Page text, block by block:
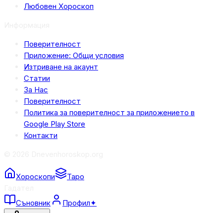
Любовен Хороскоп
Поверителност
Приложение: Общи условия
Изтриване на акаунт
Статии
За Нас
Поверителност
Политика за поверителност за приложението в
Google Play Store
Контакти
Хороскопи
Таро
Съновник
Профил✦